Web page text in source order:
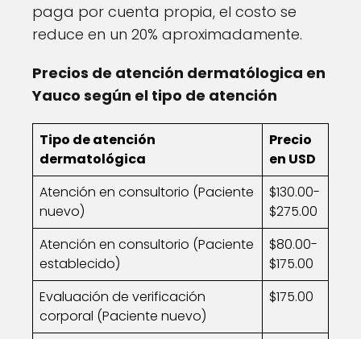
paga por cuenta propia, el costo se
reduce en un 20% aproximadamente.
Precios de atención dermatólogica en
Yauco según el tipo de atención
Tipo de atención
dermatológica
Precio
en USD
Atención en consultorio (Paciente
nuevo)
$130.00-
$275.00
Atención en consultorio (Paciente
establecido)
$80.00-
$175.00
Evaluación de verificación
corporal (Paciente nuevo)
$175.00